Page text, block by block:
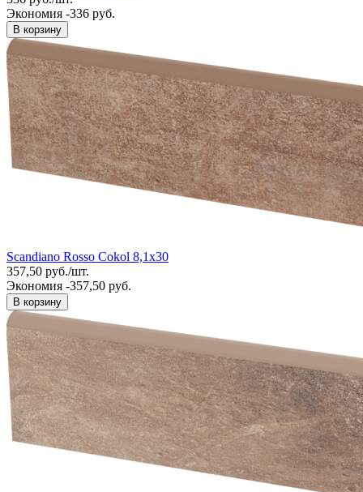
Экономия -336 руб.
В корзину
Scandiano Rosso Cokol 8,1x30
357,50 руб./шт.
Экономия -357,50 руб.
В корзину